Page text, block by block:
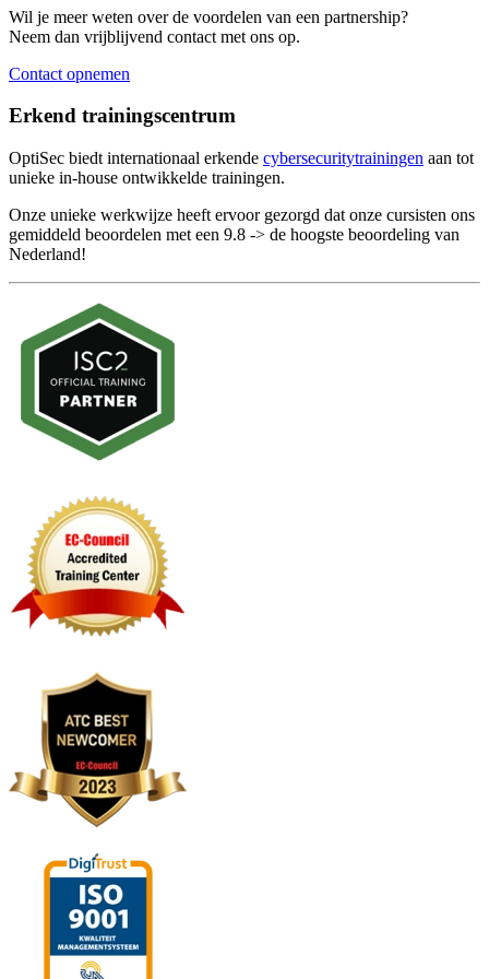
Wil je meer weten over de voordelen van een partnership?
Neem dan vrijblijvend contact met ons op.
Contact opnemen
Erkend trainingscentrum
OptiSec biedt internationaal erkende cybersecuritytrainingen aan tot
unieke in-house ontwikkelde trainingen.
Onze unieke werkwijze heeft ervoor gezorgd dat onze cursisten ons
gemiddeld beoordelen met een 9.8 -> de hoogste beoordeling van
Nederland!